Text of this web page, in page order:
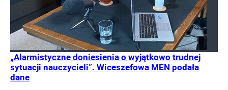
„Alarmistyczne doniesienia o wyjątkowo trudnej
sytuacji nauczycieli”. Wiceszefowa MEN podała
dane